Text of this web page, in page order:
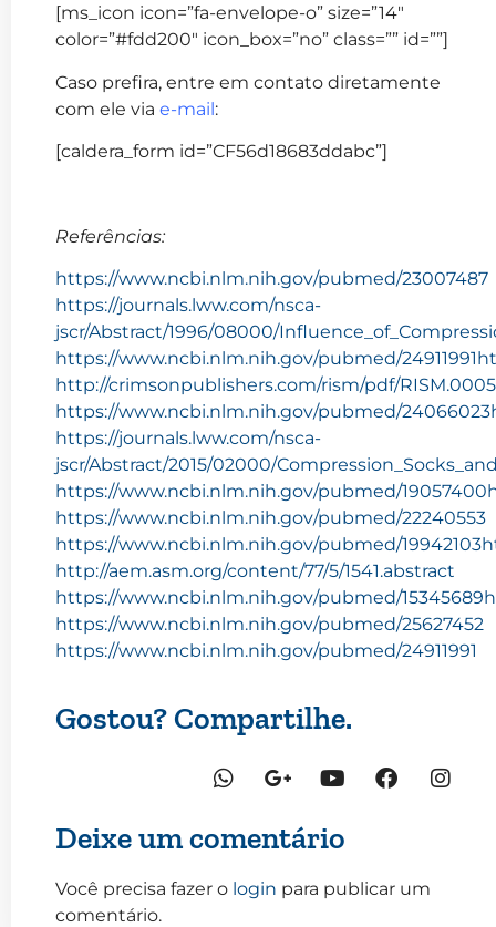
[ms_icon icon=”fa-envelope-o” size=”14″
color=”#fdd200″ icon_box=”no” class=”” id=””]
Caso prefira, entre em contato diretamente
com ele via e-mail:
[caldera_form id=”CF56d18683ddabc”]
Referências:
https://www.ncbi.nlm.nih.gov/pubmed/23007487
https://journals.lww.com/nsca-
jscr/Abstract/1996/08000/
https://www.ncbi.nlm.nih.gov/pubmed/24911991
http://crimsonpublishers.com/rism/pdf/
https://www.ncbi.nlm.nih.gov/pubmed/24066023
https://journals.lww.com/nsca-
jscr/Abstract/2015/02000/
https://www.ncbi.nlm.nih.gov/pubmed/19057400
https://www.ncbi.nlm.nih.gov/pubmed/22240553
https://www.ncbi.nlm.nih.gov/pubmed/19942103
http://aem.asm.org/content/77/5/1541.abstract
https://www.ncbi.nlm.nih.gov/pubmed/15345689
https://www.ncbi.nlm.nih.gov/pubmed/25627452
https://www.ncbi.nlm.nih.gov/pubmed/24911991
Gostou? Compartilhe.
Deixe um comentário
Você precisa fazer o login para publicar um
comentário.